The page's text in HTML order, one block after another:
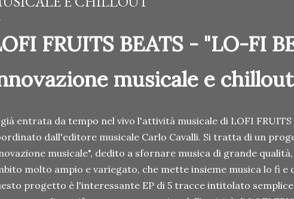
FRUITS BEATS - "LO-FI
musicale e chillout
entrata da tempo nel vivo l'attività musicale di LOFI FRUITS
dall'editore musicale Carlo Cavalli. Si tratta di un
musicale", dedito a sfornare musica di grande
molto ampio e variegato, che mette insieme musica lo fi e
progetto è l'interessante EP di 5 tracce intitolato